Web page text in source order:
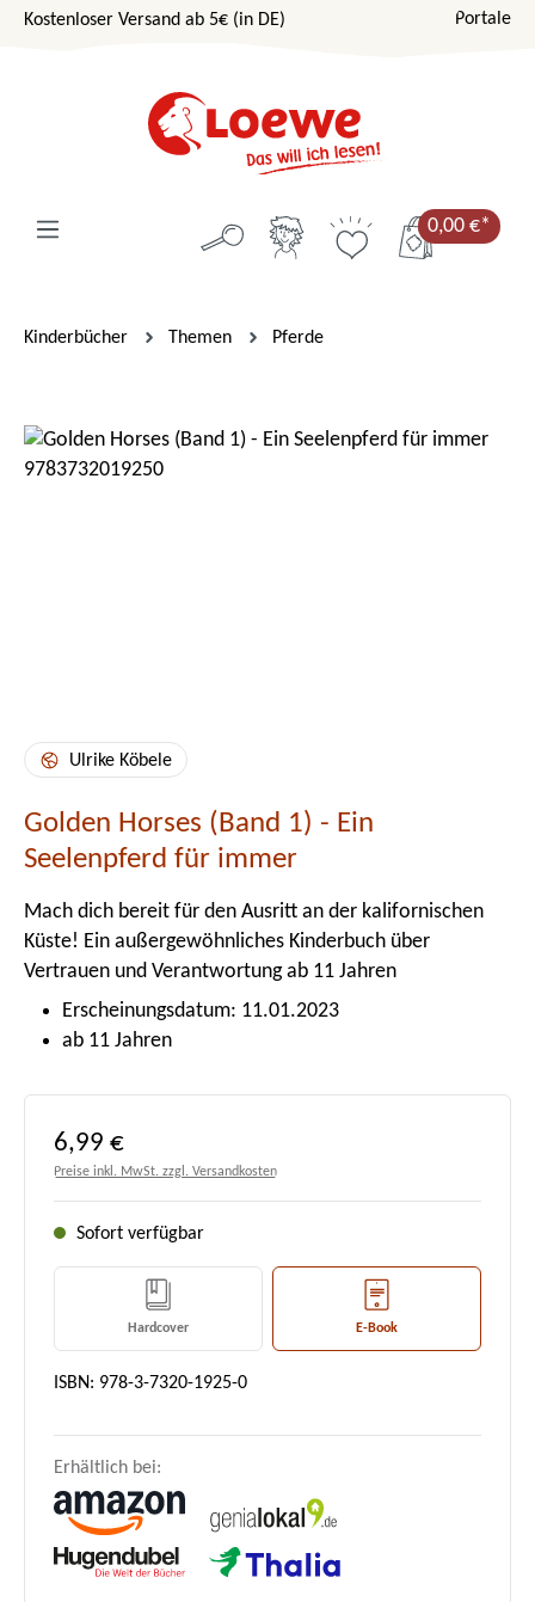
Zum Hauptinhalt springen
Kostenloser Versand ab 5€ (in DE) Portale
0,00 €*
Kinderbücher Themen Pferde
Bildergalerie überspringen
Ulrike Köbele
Golden Horses (Band 1) - Ein
Seelenpferd für immer
Mach dich bereit für den Ausritt an der kalifornischen
Küste! Ein außergewöhnliches Kinderbuch über
Vertrauen und Verantwortung ab 11 Jahren
Erscheinungsdatum: 11.01.2023
ab 11 Jahren
Regulärer Preis:
6,99 €
Preise inkl. MwSt. zzgl. Versandkosten
Sofort verfügbar
Hardcover E-Book
ISBN: 978-3-7320-1925-0
Erhältlich bei: